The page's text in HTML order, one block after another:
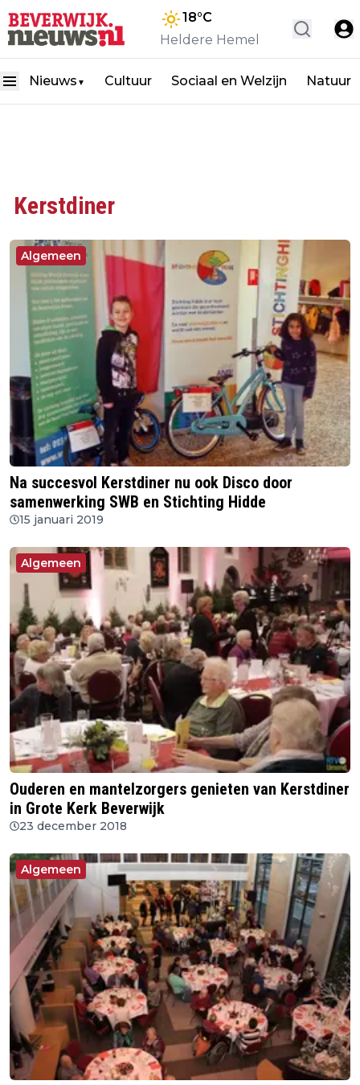
18°C
Heldere Hemel
Nieuws ▼ Cultuur Sociaal en Welzijn Natuur
Kerstdiner
Algemeen
Na succesvol Kerstdiner nu ook Disco door
samenwerking SWB en Stichting Hidde
15 januari 2019
Algemeen
Ouderen en mantelzorgers genieten van Kerstdiner
in Grote Kerk Beverwijk
23 december 2018
Algemeen